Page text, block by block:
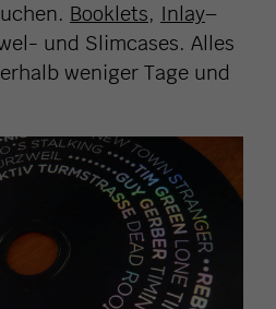
Booklets, Inlay–
und Slimcases. Alles
weniger Tage und